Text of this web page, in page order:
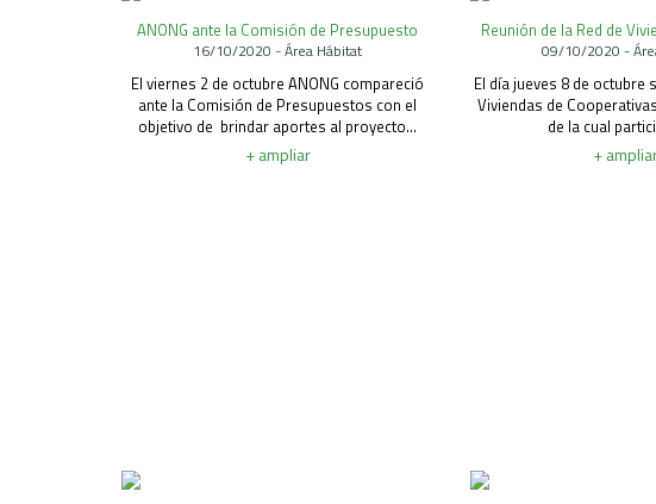
ANONG ante la Comisión de Presupuesto
16/10/2020 - Área Hábitat
El viernes 2 de octubre ANONG compareció
ante la Comisión de Presupuestos con el
objetivo de brindar aportes al proyecto...
+ ampliar
Reunión de la Red de
09/10/2020 -
El día jueves 8 de octubre
Viviendas de
de la cual
+